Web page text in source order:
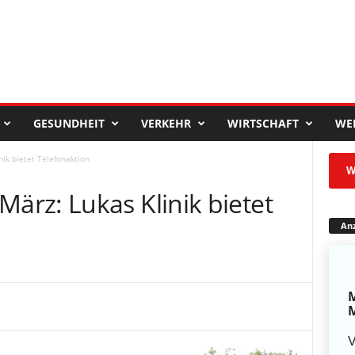
GESUNDHEIT VERKEHR WIRTSCHAFT
bietet Telefonaktion
Lukas Klinik bietet